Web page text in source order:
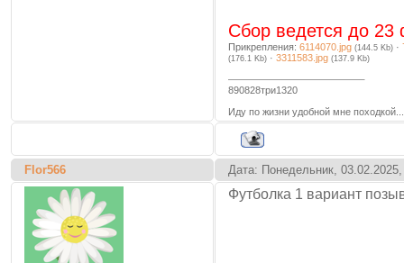
Сбор ведется до 23
Прикрепления: 6114070.jpg (144.5 Kb) ·
(176.1 Kb) · 3311583.jpg (137.9 Kb)
890828три1320
Иду по жизни удобной мне походкой...
Flor566 Дата: Понедельник,
Футболка 1 вариант